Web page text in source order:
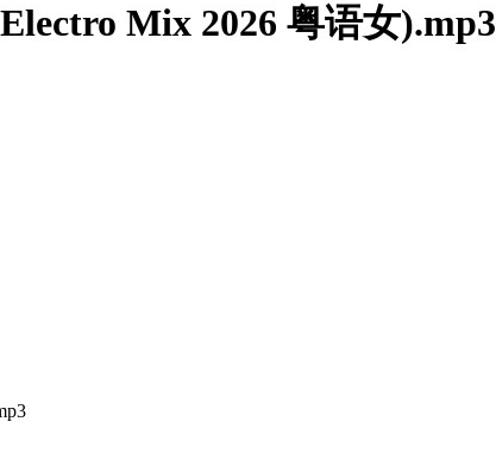
Mix 2026 粤语女).mp3